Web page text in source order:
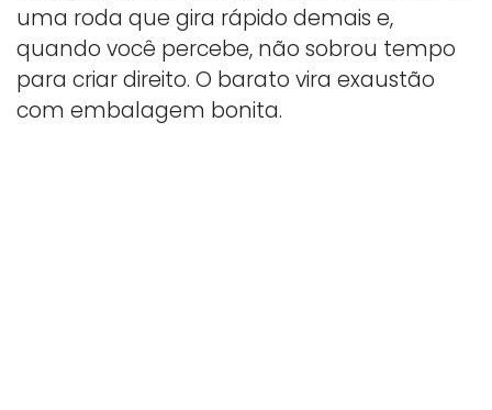
uma roda que gira rápido demais e,
quando você percebe, não sobrou tempo
para criar direito. O barato vira exaustão
com embalagem bonita.